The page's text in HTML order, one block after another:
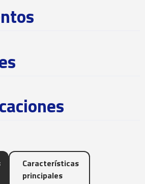
Características
principales